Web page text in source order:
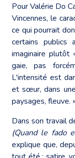
Pour Valérie Do
Vincennes, le
ce qui pourrait
certains publics
imaginaire
gaie, pas
L'intensité est
et sœur, dans
paysages, fleuve.
Dans son travail
(Quand le fado
explique que,